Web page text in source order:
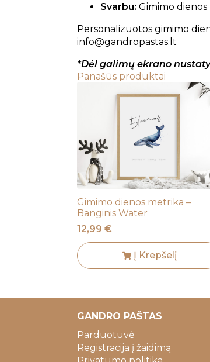
Svarbu: Gimimo
Personalizuotos gimimo
info@gandropastas.lt
*Dėl galimų ekrano
Panašūs produktai
Gimimo dienos metrika –
Banginis Water
12,99 €
Į Krepšelį
GANDRO PAŠTAS
Parduotuvė
Registracija į žaidimą